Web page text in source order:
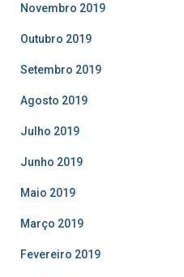
Novembro 2019
Outubro 2019
Setembro 2019
Agosto 2019
Julho 2019
Junho 2019
Maio 2019
Março 2019
Fevereiro 2019